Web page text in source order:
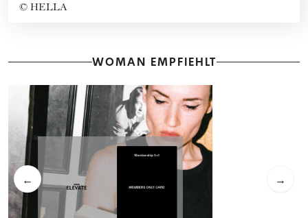
© HELLA
WOMAN EMPFIEHLT
← →